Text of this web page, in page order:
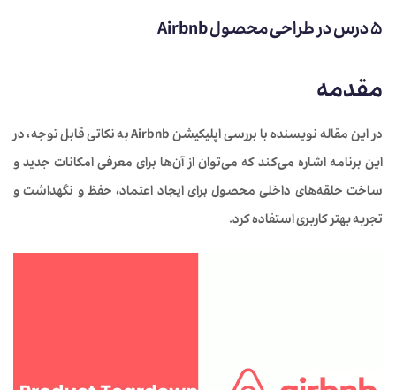
5 درس در طراحی محصول Airbnb
مقدمه
در این مقاله نویسنده با بررسی اپلیکیشن Airbnb به نکاتی قابل توجه، در
این برنامه اشاره می‌کند که می‌توان از آن‌ها برای معرفی امکانات جدید و
ساخت حلقه‌های داخلی محصول برای ایجاد اعتماد، حفظ و نگهداشت و
تجربه بهتر کاربری استفاده کرد.